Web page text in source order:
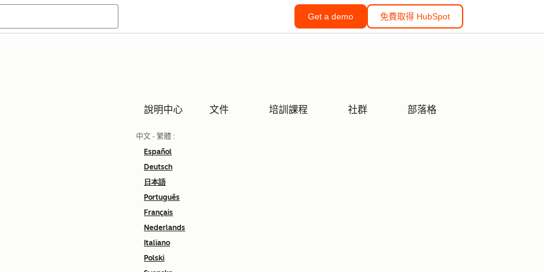
Get a demo 免費取得 HubSpot
說明中心 文件 培訓課程 社群 部落格
中文 - 繁體 :
Español
Deutsch
日本語
Português
Français
Nederlands
Italiano
Polski